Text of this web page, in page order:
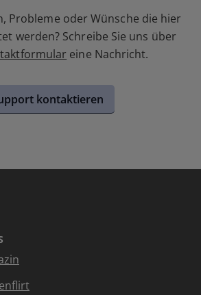
Probleme oder Wünsche die hier
werden? Schreibe Sie uns über
eine Nachricht.
kontaktieren